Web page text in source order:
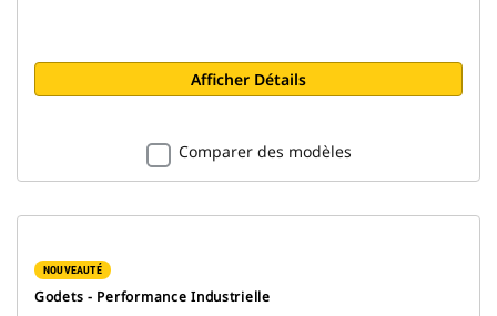
Afficher Détails
Comparer des modèles
NOUVEAUTÉ
Godets - Performance Industrielle